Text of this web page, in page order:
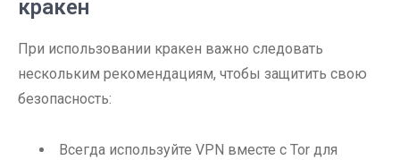
кракен
При использовании кракен важно следовать
нескольким рекомендациям, чтобы защитить свою
безопасность:
Всегда используйте VPN вместе с Tor для